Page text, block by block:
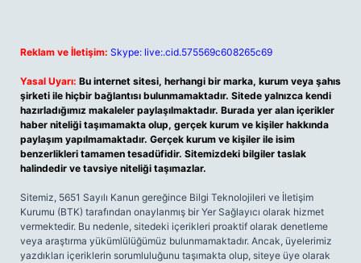
Reklam ve İletişim: Skype: live:.cid.575569c608265c69
Yasal Uyarı: Bu internet sitesi, herhangi bir marka, kurum veya şahıs
şirketi ile hiçbir bağlantısı bulunmamaktadır. Sitede yalnızca kendi
hazırladığımız makaleler paylaşılmaktadır. Burada yer alan içerikler
haber niteliği taşımamakta olup, gerçek kurum ve kişiler hakkında
paylaşım yapılmamaktadır. Gerçek kurum ve kişiler ile isim
benzerlikleri tamamen tesadüfidir. Sitemizdeki bilgiler taslak
halindedir ve tavsiye niteliği taşımazlar.
Sitemiz, 5651 Sayılı Kanun gereğince Bilgi Teknolojileri ve İletişim
Kurumu (BTK) tarafından onaylanmış bir Yer Sağlayıcı olarak hizmet
vermektedir. Bu nedenle, sitedeki içerikleri proaktif olarak denetleme
veya araştırma yükümlülüğümüz bulunmamaktadır. Ancak, üyelerimiz
yazdıkları içeriklerin sorumluluğunu taşımakta olup, siteye üye olarak